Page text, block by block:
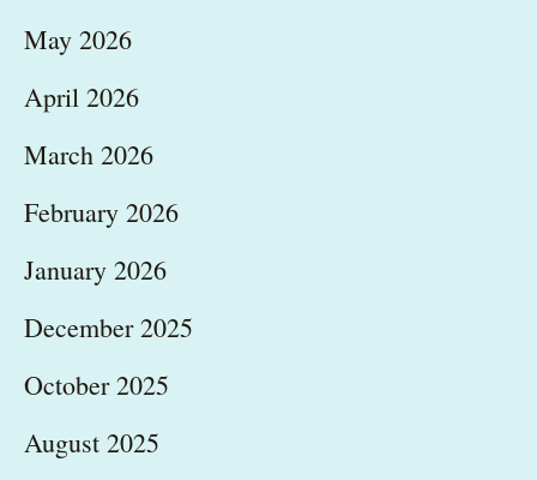
May 2026
April 2026
March 2026
February 2026
January 2026
December 2025
October 2025
August 2025